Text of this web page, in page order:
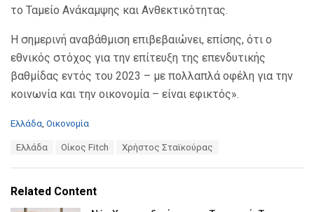
το Ταμείο Ανάκαμψης και Ανθεκτικότητας.
Η σημερινή αναβάθμιση επιβεβαιώνει, επίσης, ότι ο
εθνικός στόχος για την επίτευξη της επενδυτικής
βαθμίδας εντός του 2023 – με πολλαπλά οφέλη για την
κοινωνία και την οικονομία – είναι εφικτός».
C
o
r
Ελλάδα, Οικονομία
:
Ελλάδα Οίκος Fitch Χρήστος Σταϊκούρας
Related Content